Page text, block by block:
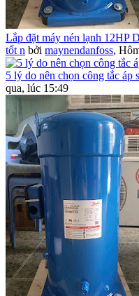
Lắp đặt máy nén lạnh 12HP
tốt n bởi maynendanfoss,
5 lý do nên chọn công tắc áp
qua, lúc 15:49